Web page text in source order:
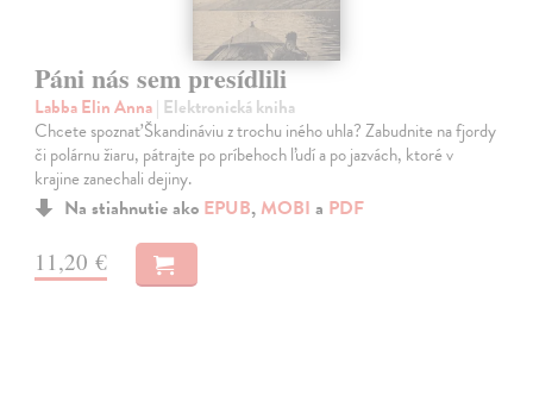
Páni nás sem presídlili
Labba Elin Anna| Elektronická kniha
Chcete spoznať Škandináviu z trochu iného uhla? Zabudnite na fjordy
či polárnu žiaru, pátrajte po príbehoch ľudí a po jazvách, ktoré v
krajine zanechali dejiny.
Na stiahnutie ako EPUB, MOBI a PDF
11,20 €